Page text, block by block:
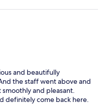
and beautifully
the staff went above and
and pleasant.
definitely come back here.